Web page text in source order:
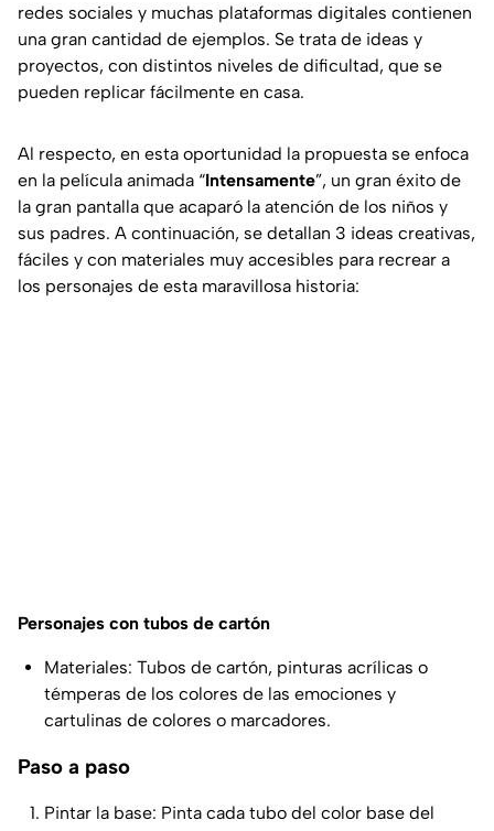
redes sociales y muchas plataformas digitales contienen
una gran cantidad de ejemplos. Se trata de ideas y
proyectos, con distintos niveles de dificultad, que se
pueden replicar fácilmente en casa.
Al respecto, en esta oportunidad la propuesta se enfoca
en la película animada “Intensamente”, un gran éxito de
la gran pantalla que acaparó la atención de los niños y
sus padres. A continuación, se detallan 3 ideas creativas,
fáciles y con materiales muy accesibles para recrear a
los personajes de esta maravillosa historia:
Personajes con tubos de cartón
Materiales: Tubos de cartón, pinturas acrílicas o
témperas de los colores de las emociones y
cartulinas de colores o marcadores.
Paso a paso
Pintar la base: Pinta cada tubo del color base del